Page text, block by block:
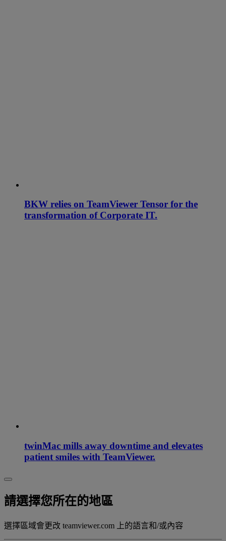
BKW relies on TeamViewer Tensor for the
transformation of Corporate IT.
twinMac mills away downtime and elevates
patient smiles with TeamViewer.
請選擇您所在的地區
選擇區域會更改 teamviewer.com 上的語言和/或內容